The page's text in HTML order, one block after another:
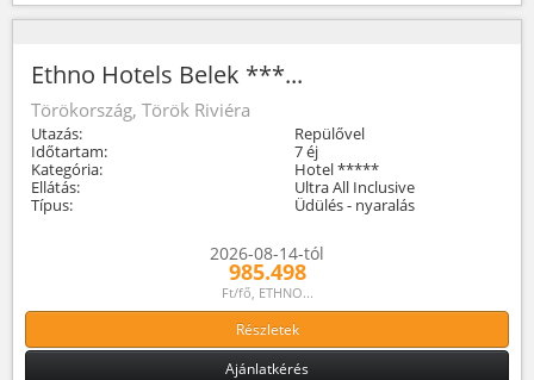
Ethno Hotels Belek ***...
Törökország, Török Riviéra
Utazás:
Repülővel
Időtartam:
7 éj
Kategória:
Hotel *****
Ellátás:
Ultra All Inclusive
Típus:
Üdülés - nyaralás
2026-08-14-tól
985.498
Ft/fő, ETHNO...
Részletek
Ajánlatkérés